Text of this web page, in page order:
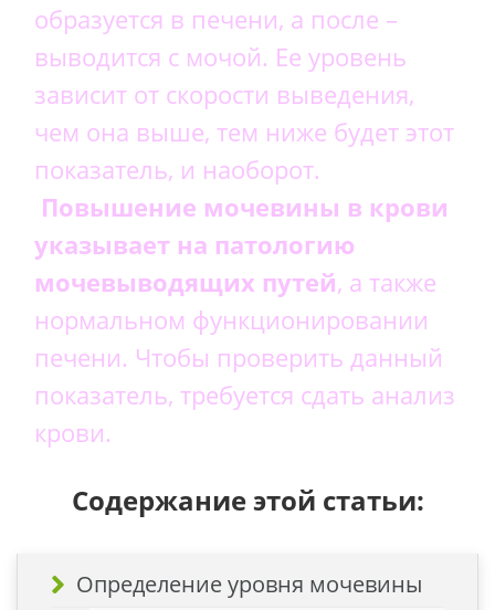
образуется в печени, а после –
выводится с мочой. Ее уровень
зависит от скорости выведения,
чем она выше, тем ниже будет этот
показатель, и наоборот.
Повышение мочевины в крови
указывает на патологию
мочевыводящих путей, а также
нормальном функционировании
печени. Чтобы проверить данный
показатель, требуется сдать анализ
крови.
Содержание этой статьи:
Определение уровня мочевины